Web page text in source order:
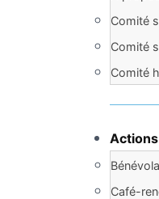
Comité
Comité
Comité
Actions
Café-